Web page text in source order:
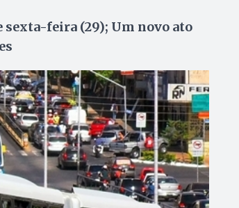
sexta-feira (29); Um novo ato